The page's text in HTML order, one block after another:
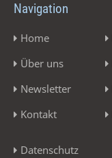
Navigation
Home
Über uns
Newsletter
Kontakt
Datenschutz